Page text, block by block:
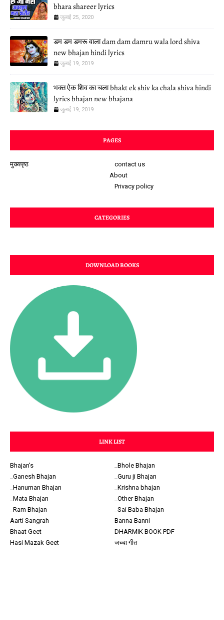
bhara shareer lyrics
जुलाई 25, 2020
डम डम डमरू वाला dam dam damru wala lord shiva
new bhajan hindi lyrics
जुलाई 19, 2019
भक्त ऐक शिव का चला bhakt ek shiv ka chala shiva hindi
lyrics bhajan new bhajana
जुलाई 19, 2019
PAGES
मुख्यपृष्ठ
contact us
About
Privacy policy
CATEGORIES
DOWNLOAD BOOKS
LINK LIST
Bhajan's
_Bhole Bhajan
_Ganesh Bhajan
_Guru ji Bhajan
_Hanuman Bhajan
_Krishna bhajan
_Mata Bhajan
_Other Bhajan
_Ram Bhajan
_Sai Baba Bhajan
Aarti Sangrah
Banna Banni
Bhaat Geet
DHARMIK BOOK PDF
Hasi Mazak Geet
जच्चा गीत